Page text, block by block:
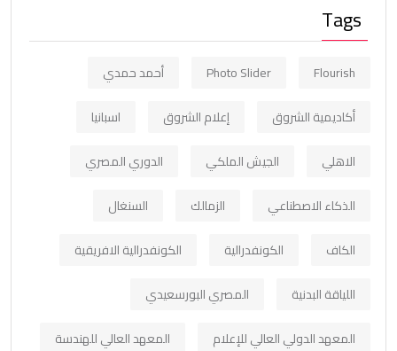
Tags
Flourish
Photo Slider
أحمد حمدي
أكاديمية الشروق
إعلام الشروق
اسبانيا
الاهلي
الجيش الملكي
الدوري المصري
الذكاء الاصطناعي
الزمالك
السنغال
الكاف
الكونفدرالية
الكونفدرالية الافريقية
اللياقة البدنية
المصري البورسعيدي
المعهد الدولي العالي للإعلام
المعهد العالي للهندسة